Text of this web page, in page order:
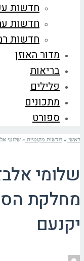
חדשות
חדשות
חדשות
מדור האוזן
בריאות
פלילים
מתכונים
ספורט
ראשי » חדשות מקומיות » שלומי
שלומי
מחלקת
יקנעם